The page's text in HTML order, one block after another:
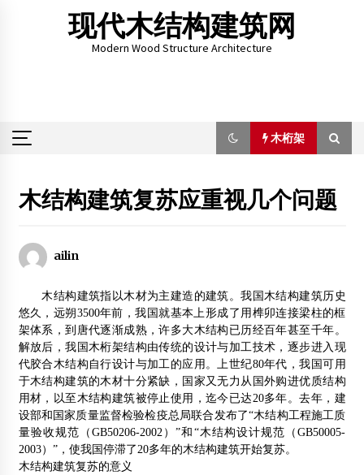
现代木结构建筑网
Modern Wood Structure Architecture
木桁架
2013年7月2日
2012年4月14日
前景看好，人才聚至
2012年6月8日
全球木材争夺激烈 亚洲掀起林业投资热潮
2012年4月8日
【论文】从中西木结构建筑发展看中国木结构建筑的前景
2012年11月9日
木结构建筑复苏应重视几个问题
ailin
木结构建筑指以木材为主建造的建筑。我国木结构建筑历史
悠久，远朔3500年前，我国就基本上形成了用榫卯连接梁柱的框
架体系，到唐代逐渐成熟，许多大木结构已历经百年甚至千年。
解放后，我国木桁架结构由传统的设计与加工技术，逐步进入现
代胶合木结构自行设计与加工的应用。上世纪80年代，我国可用
于木结构建筑的木材十分紧缺，国家又无力从国外购进优质结构
用材，以至木结构建筑被停止使用，迄今已达20多年。去年，建
设部和国家质量监督检验检疫总局联合发布了“木结构工程施工质
量验收规范（GB50206-2002）”和“木结构设计规范（GB50005-
2003）”，使我国停滞了20多年的木结构建筑开始复苏。
木结构建筑复苏的意义